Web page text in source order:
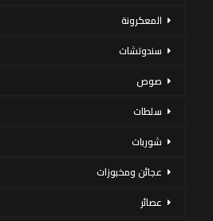
المعكرونة
سندوتشات
صوص
سلطات
شوربات
عجائن ومخبوزات
عصائر